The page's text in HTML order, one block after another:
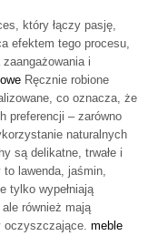
który łączy pasję,
efektem tego procesu,
i
Ręcznie robione
co oznacza, że
preferencji – zarówno
naturalnych
są delikatne, trwałe i
to lawenda, jaśmin,
tylko wypełniają
również mają
oczyszczające. meble